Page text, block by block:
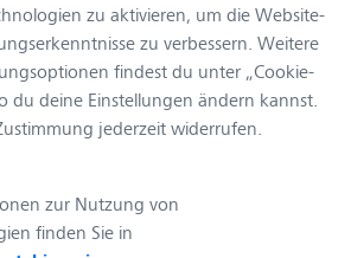
000
zu aktivieren, um die Website-
zu verbessern. Weitere
findest du unter „Cookie-
du deine Einstellungen ändern kannst.
jederzeit widerrufen.
zur Nutzung von
finden Sie in